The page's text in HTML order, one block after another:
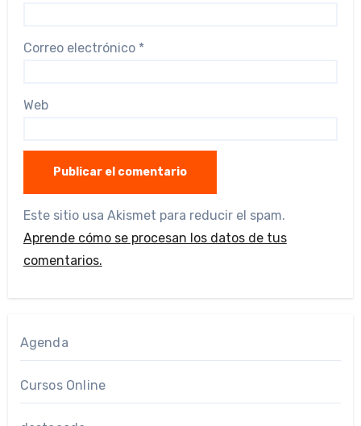
Correo electrónico *
Web
Este sitio usa Akismet para reducir el spam.
Aprende cómo se procesan los datos de tus
comentarios.
Agenda
Cursos Online